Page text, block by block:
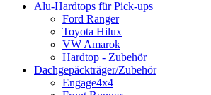
Alu-Hardtops für Pick-ups
Ford Ranger
Toyota Hilux
VW Amarok
Hardtop - Zubehör
Dachgepäckträger/Zubehör
Engage4x4